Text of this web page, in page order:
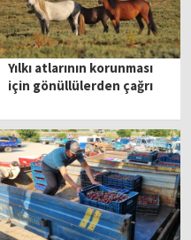
Yılkı atlarının korunması
için gönüllülerden çağrı